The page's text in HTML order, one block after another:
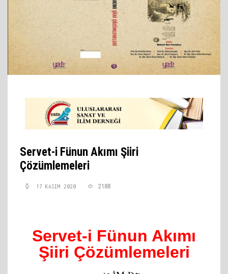
Servet-i Fünun Akımı Şiiri
Çözümlemeleri
17 KASIM 2020 2188
Servet-i Fünun Akımı
Şiiri Çözümlemeleri